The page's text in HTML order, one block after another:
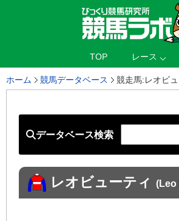
TOP レース
ホーム 競馬データベース 競走馬:レオビ
データベース検索
レオビューティ (Leo